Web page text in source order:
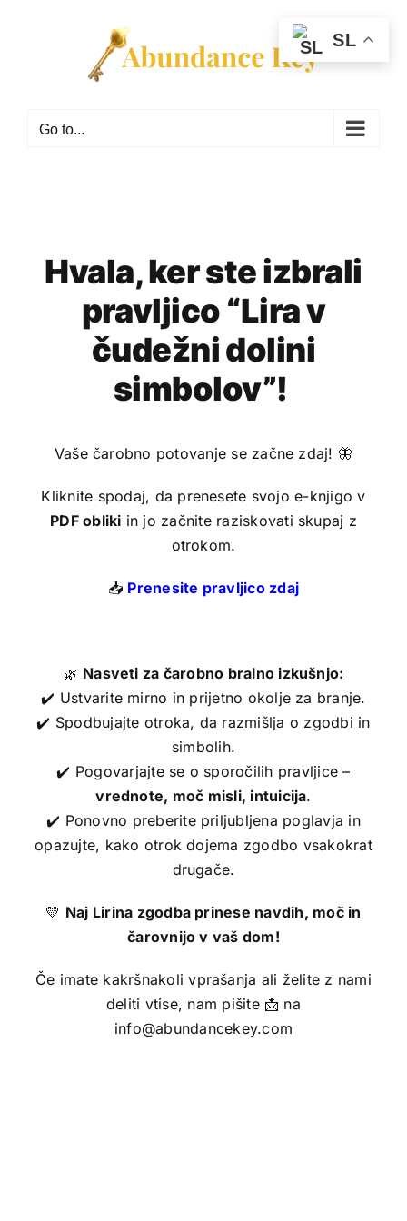
Go to...
Hvala, ker ste izbrali
pravljico “Lira v
čudežni dolini
simbolov”!
Vaše čarobno potovanje se začne zdaj! 🦋
Kliknite spodaj, da prenesete svojo e-knjigo v
PDF obliki in jo začnite raziskovati skupaj z
otrokom.
📥 Prenesite pravljico zdaj
🌿 Nasveti za čarobno bralno izkušnjo:
✔️ Ustvarite mirno in prijetno okolje za branje.
✔️ Spodbujajte otroka, da razmišlja o zgodbi in
simbolih.
✔️ Pogovarjajte se o sporočilih pravljice –
vrednote, moč misli, intuicija.
✔️ Ponovno preberite priljubljena poglavja in
opazujte, kako otrok dojema zgodbo vsakokrat
drugače.
💛 Naj Lirina zgodba prinese navdih, moč in
čarovnijo v vaš dom!
Če imate kakršnakoli vprašanja ali želite z nami
deliti vtise, nam pišite 📩 na
info@abundancekey.com
SL